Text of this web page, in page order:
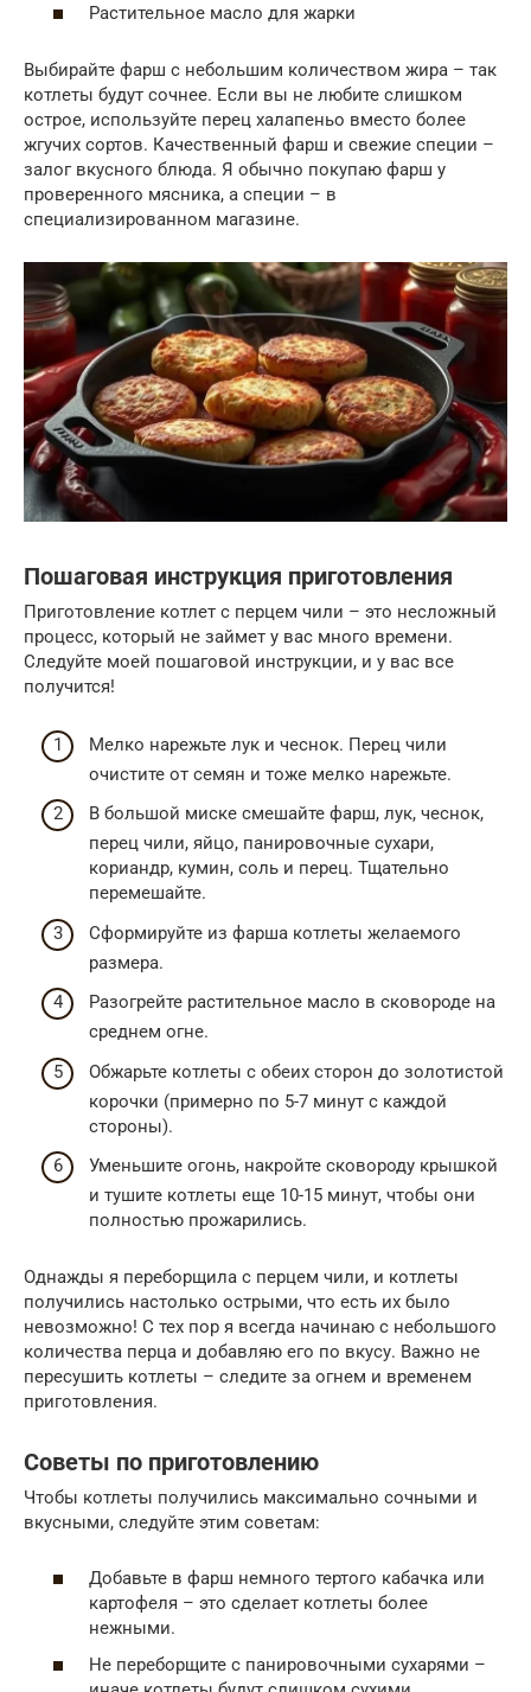
Растительное масло для жарки
Выбирайте фарш с небольшим количеством жира – так
котлеты будут сочнее. Если вы не любите слишком
острое, используйте перец халапеньо вместо более
жгучих сортов. Качественный фарш и свежие специи –
залог вкусного блюда. Я обычно покупаю фарш у
проверенного мясника, а специи – в
специализированном магазине.
Пошаговая инструкция приготовления
Приготовление котлет с перцем чили – это несложный
процесс, который не займет у вас много времени.
Следуйте моей пошаговой инструкции, и у вас все
получится!
Мелко нарежьте лук и чеснок. Перец чили
очистите от семян и тоже мелко нарежьте.
В большой миске смешайте фарш, лук, чеснок,
перец чили, яйцо, панировочные сухари,
кориандр, кумин, соль и перец. Тщательно
перемешайте.
Сформируйте из фарша котлеты желаемого
размера.
Разогрейте растительное масло в сковороде на
среднем огне.
Обжарьте котлеты с обеих сторон до золотистой
корочки (примерно по 5-7 минут с каждой
стороны).
Уменьшите огонь, накройте сковороду крышкой
и тушите котлеты еще 10-15 минут, чтобы они
полностью прожарились.
Однажды я переборщила с перцем чили, и котлеты
получились настолько острыми, что есть их было
невозможно! С тех пор я всегда начинаю с небольшого
количества перца и добавляю его по вкусу. Важно не
пересушить котлеты – следите за огнем и временем
приготовления.
Советы по приготовлению
Чтобы котлеты получились максимально сочными и
вкусными, следуйте этим советам:
Добавьте в фарш немного тертого кабачка или
картофеля – это сделает котлеты более
нежными.
Не переборщите с панировочными сухарями –